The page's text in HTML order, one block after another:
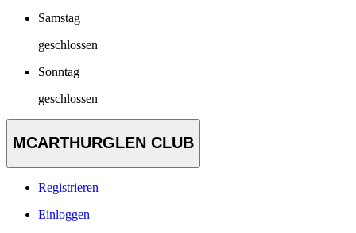
Samstag
geschlossen
Sonntag
geschlossen
MCARTHURGLEN CLUB
Registrieren
Einloggen